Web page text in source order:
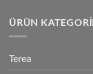
ÜRÜN
Terea